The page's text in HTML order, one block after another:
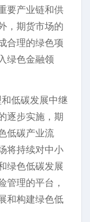
要产业链和供
，期货市场的
合理的绿色项
绿色金融领
低碳发展中继
逐步实施，期
低碳产业流
将持续对中小
绿色低碳发展
管理的平台，
和构建绿色低